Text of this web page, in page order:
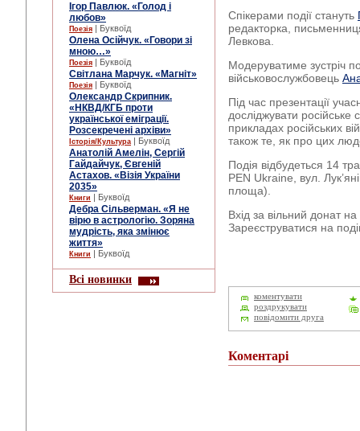
Ігор Павлюк. «Голод і
любов»
Поезія | Буквоїд
Олена Осійчук. «Говори зі
мною…»
Поезія | Буквоїд
Світлана Марчук. «Магніт»
Поезія | Буквоїд
Олександр Скрипник.
«НКВД/КГБ проти
української еміграції.
Розсекречені архіви»
Історія/Культура | Буквоїд
Анатолій Амелін, Сергій
Гайдайчук, Євгеній
Астахов. «Візія України
2035»
Книги | Буквоїд
Дебра Сільверман. «Я не
вірю в астрологію. Зоряна
мудрість, яка змінює
життя»
Книги | Буквоїд
Всі новинки
Спікерами події стануть
редакторка,
Левкова
Модеруватиме зустріч
військовослужбовець
Під час презентації
досліджувати російське
прикладах російських
також те, як про цих
Подія відбудеться 14
PEN Ukraine, вул.
площа).
Вхід за вільний донат
Зареєструватися на
коментувати
роздрукувати
повідомити друга
Коментарі